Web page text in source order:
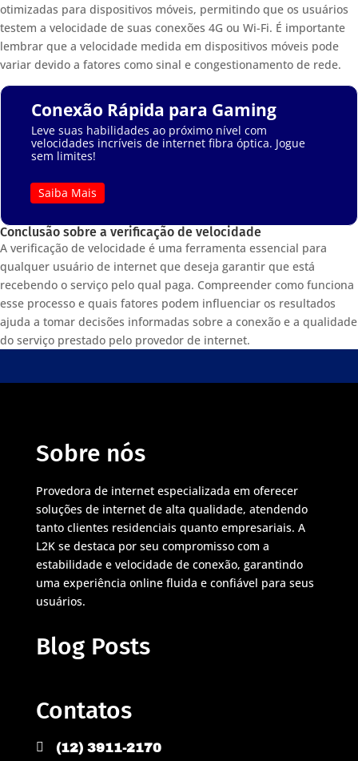
otimizadas para dispositivos móveis, permitindo que os usuários
testem a velocidade de suas conexões 4G ou Wi-Fi. É importante
lembrar que a velocidade medida em dispositivos móveis pode
variar devido a fatores como sinal e congestionamento de rede.
Conexão Rápida para Gaming
Leve suas habilidades ao próximo nível com
velocidades incríveis de internet fibra óptica. Jogue
sem limites!
Saiba Mais
Conclusão sobre a verificação de velocidade
A verificação de velocidade é uma ferramenta essencial para
qualquer usuário de internet que deseja garantir que está
recebendo o serviço pelo qual paga. Compreender como funciona
esse processo e quais fatores podem influenciar os resultados
ajuda a tomar decisões informadas sobre a conexão e a qualidade
do serviço prestado pelo provedor de internet.
Sobre nós
Provedora de internet especializada em oferecer
soluções de internet de alta qualidade, atendendo
tanto clientes residenciais quanto empresariais. A
L2K se destaca por seu compromisso com a
estabilidade e velocidade de conexão, garantindo
uma experiência online fluida e confiável para seus
usuários.
Blog Posts
Contatos
 (12) 3911-2170